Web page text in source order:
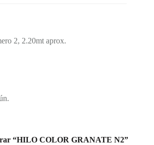
2, 2.20mt aprox.
“HILO COLOR GRANATE N2”